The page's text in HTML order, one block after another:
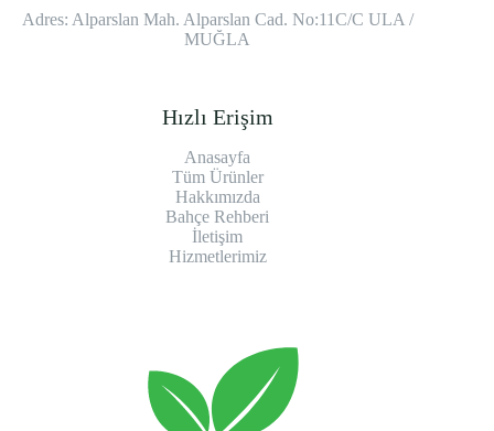
Adres: Alparslan Mah. Alparslan Cad. No:11C/C ULA /
MUĞLA
Hızlı Erişim
Anasayfa
Tüm Ürünler
Hakkımızda
Bahçe Rehberi
İletişim
Hizmetlerimiz